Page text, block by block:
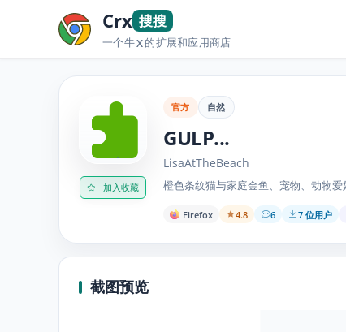
Crx 搜搜
一个牛X的扩展和应用商店
加入收藏
官方 自然
GULP...
LisaAtTheBeach
橙色条纹猫与家庭金鱼、宠物、动物
Firefox 4.8 6 7 位用户
截图预览